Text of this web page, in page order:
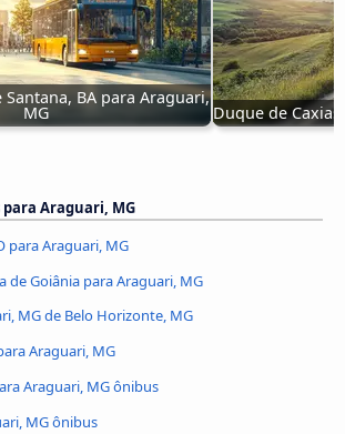
BA para Araguari,
MG Duque de
Araguari, MG
para Araguari, MG
de Goiânia para Araguari, MG
MG de Belo Horizonte, MG
Araguari, MG
Araguari, MG ônibus
MG ônibus